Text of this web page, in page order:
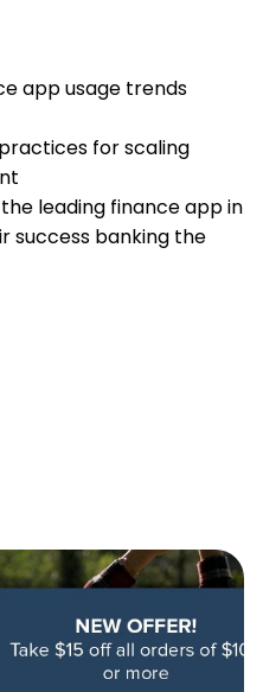
app usage trends
for scaling
leading finance app in
success banking the